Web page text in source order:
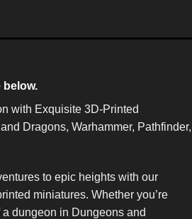
below.
with Exquisite 3D-Printed
Dragons, Warhammer, Pathfinder,
to epic heights with our
miniatures. Whether you’re
dungeon in Dungeons and